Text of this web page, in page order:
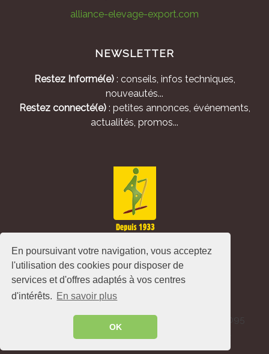
En poursuivant votre navigation, vous acceptez
l'utilisation des cookies pour disposer de
services et d'offres adaptés à vos centres
d'intérêts. En savoir plus
OK
alliance-elevage-export.com
NEWSLETTER
Restez Informé(e): conseils, infos techniques,
nouveautés...
Restez connecté(e): petites annonces, événements,
actualités, promos...
Alliance Pastorale - Avenue de l'Europe - CS 80095
-86502 Montmorillon Cedex - France ©